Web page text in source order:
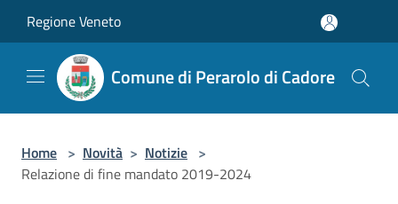
Regione Veneto
Comune di Perarolo di Cadore
Home > Novità > Notizie >
Relazione di fine mandato 2019-2024